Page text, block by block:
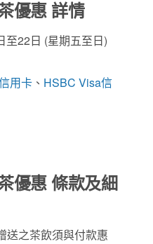
優惠 詳情
至22日 (星期五至日)
用卡 、 HSBC Visa信
優惠 條款及細
送之茶飲須與付款惠